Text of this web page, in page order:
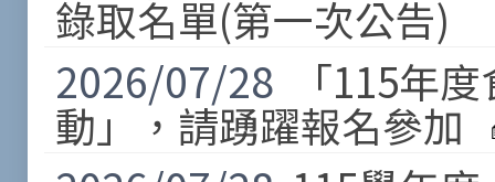
錄取名單(第一次公告)
2026/07/28
「115年
動」，請踴躍報名參加